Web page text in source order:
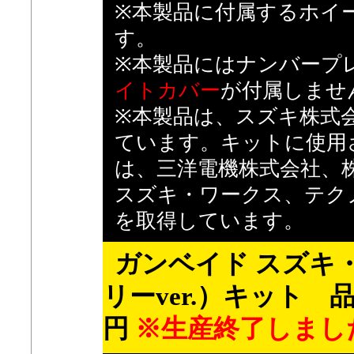
※本製品に付属するホイ
す。
※本製品にはナンバープ
イトカバーが付属しませ
※本製品は、スズキ株式
ています。キットに使
は、三洋電機株式会社、
スズキ・ワークス、テ
を取得しています。
ガンベイド スズキ
リーver.）キット
円 ※生産終了しまし